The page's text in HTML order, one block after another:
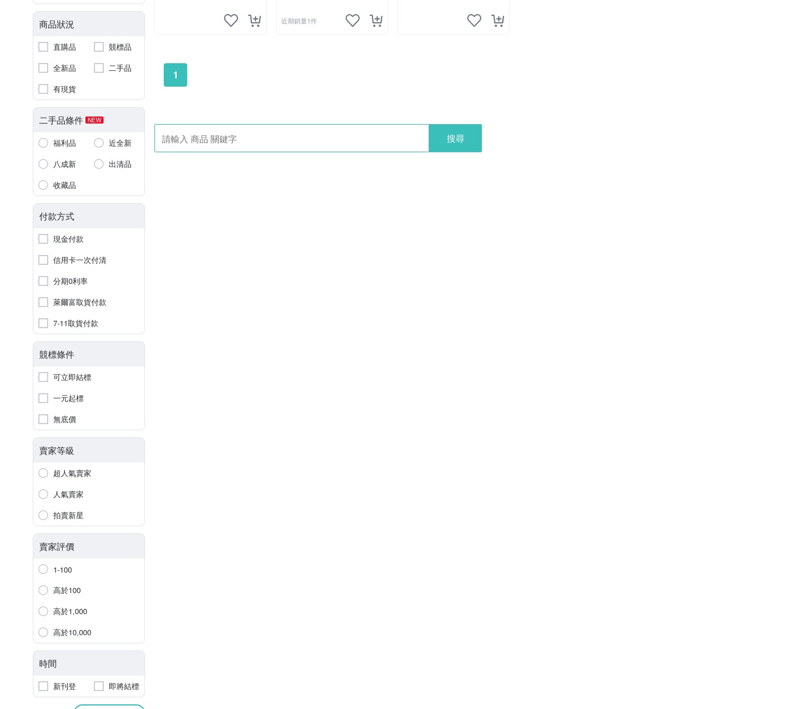
商品狀況
直購品
競標品
全新品
二手品
有現貨
二手品條件 NEW
福利品
近全新
八成新
出清品
收藏品
付款方式
現金付款
信用卡一次付清
分期0利率
萊爾富取貨付款
7-11取貨付款
競標條件
可立即結標
一元起標
無底價
賣家等級
超人氣賣家
人氣賣家
拍賣新星
賣家評價
1-100
高於100
高於1,000
高於10,000
時間
新刊登 即將結標
近期銷量1件
1
搜尋